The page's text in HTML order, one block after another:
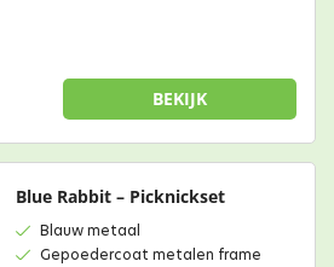
BEKIJK
Blue Rabbit – Picknickset
Blauw metaal
Gepoedercoat metalen frame